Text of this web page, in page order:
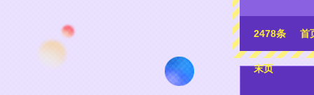
2478条 首
末页